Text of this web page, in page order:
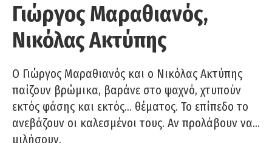
Γιώργος Μαραθιανός,
Νικόλας Ακτύπης
Ο Γιώργος Μαραθιανός και ο Νικόλας Ακτύπης
παίζουν βρώμικα, βαράνε στο ψαχνό, χτυπούν
εκτός φάσης και εκτός… θέματος. Το επίπεδο το
ανεβάζουν οι καλεσμένοι τους. Αν προλάβουν να…
μιλήσουν.